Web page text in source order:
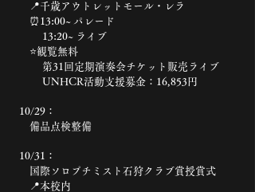
📍千歳アウトレットモール・レラ
⏰13:00~ パレード
13:20~ ライブ
⭐️観覧無料
第31回定期演奏会チケット販売ライブ
UNHCR活動支援募金：16,853円
10/29：
備品点検整備
10/31：
国際ソロプチミスト石狩クラブ賞授賞式
📍本校内